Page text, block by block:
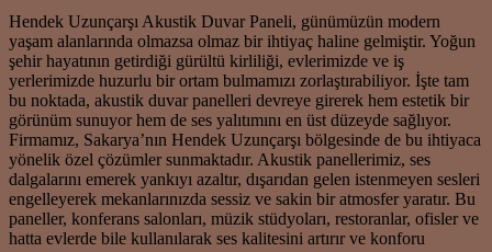
Hendek Uzunçarşı Akustik Duvar Paneli, günümüzün modern
yaşam alanlarında olmazsa olmaz bir ihtiyaç haline gelmiştir. Yoğun
şehir hayatının getirdiği gürültü kirliliği, evlerimizde ve iş
yerlerimizde huzurlu bir ortam bulmamızı zorlaştırabiliyor. İşte tam
bu noktada, akustik duvar panelleri devreye girerek hem estetik bir
görünüm sunuyor hem de ses yalıtımını en üst düzeyde sağlıyor.
Firmamız, Sakarya’nın Hendek Uzunçarşı bölgesinde de bu ihtiyaca
yönelik özel çözümler sunmaktadır. Akustik panellerimiz, ses
dalgalarını emerek yankıyı azaltır, dışarıdan gelen istenmeyen sesleri
engelleyerek mekanlarınızda sessiz ve sakin bir atmosfer yaratır. Bu
paneller, konferans salonları, müzik stüdyoları, restoranlar, ofisler ve
hatta evlerde bile kullanılarak ses kalitesini artırır ve konforu